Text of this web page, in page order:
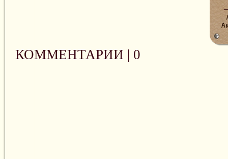
КОММЕНТАРИИ | 0